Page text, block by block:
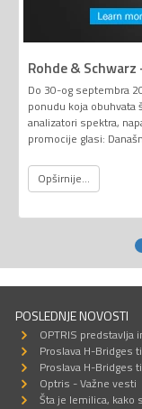
Rohde & Schwarz
Do 30-og septembra
ponudu koja obuhvata
analizatori spektra,
promocije glasi:
Opširnije...
POSLEDNJE NOVOSTI
OPTRIS predstavlja
Proslava H-Bridges
Proslava H-Bridges
Optris - Važne vesti
Šta je lemilica,